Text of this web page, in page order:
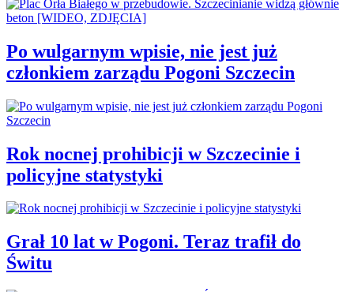
Po wulgarnym wpisie, nie jest już
członkiem zarządu Pogoni Szczecin
Rok nocnej prohibicji w Szczecinie i
policyjne statystyki
Grał 10 lat w Pogoni. Teraz trafił do
Świtu